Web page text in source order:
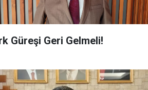
Güreşi Geri Gelmeli!